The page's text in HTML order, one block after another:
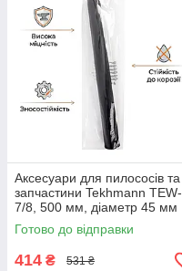
Аксесуари для пилососів та
запчастини Tekhmann TEW-
7/8, 500 мм, діаметр 45 мм
Готово до відправки
414 ₴ 531 ₴